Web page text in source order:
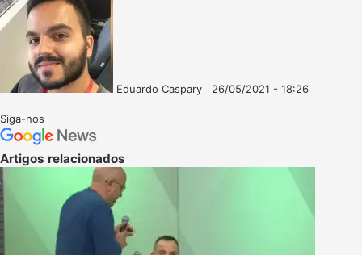
Eduardo Caspary
26/05/2021 - 18:26
Siga-nos
Artigos relacionados